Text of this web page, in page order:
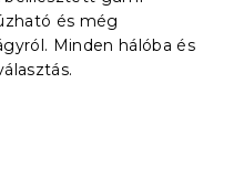
és még
Minden hálóba és